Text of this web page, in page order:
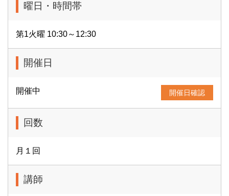
曜日・時間帯
第1火曜 10:30～12:30
開催日
開催中 開催日確認
回数
月１回
講師